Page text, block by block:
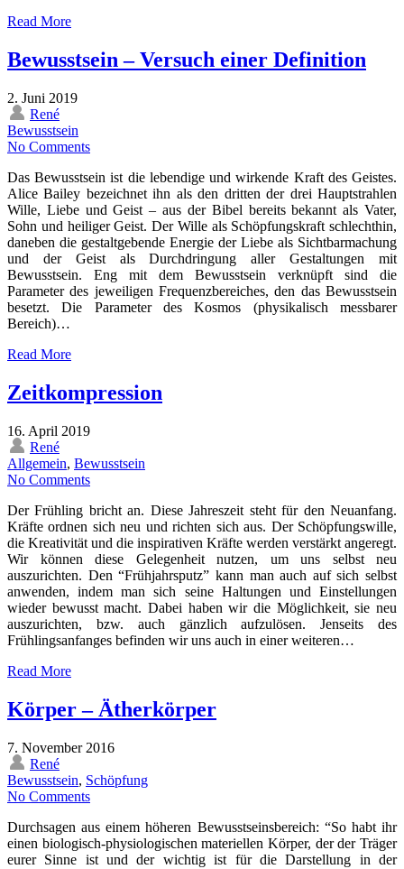
Read More
Bewusstsein – Versuch einer Definition
2. Juni 2019
René
Bewusstsein
No Comments
Das Bewusstsein ist die lebendige und wirkende Kraft des Geistes.
Alice Bailey bezeichnet ihn als den dritten der drei Hauptstrahlen
Wille, Liebe und Geist – aus der Bibel bereits bekannt als Vater,
Sohn und heiliger Geist. Der Wille als Schöpfungskraft schlechthin,
daneben die gestaltgebende Energie der Liebe als Sichtbarmachung
und der Geist als Durchdringung aller Gestaltungen mit
Bewusstsein. Eng mit dem Bewusstsein verknüpft sind die
Parameter des jeweiligen Frequenzbereiches, den das Bewusstsein
besetzt. Die Parameter des Kosmos (physikalisch messbarer
Bereich)…
Read More
Zeitkompression
16. April 2019
René
Allgemein, Bewusstsein
No Comments
Der Frühling bricht an. Diese Jahreszeit steht für den Neuanfang.
Kräfte ordnen sich neu und richten sich aus. Der Schöpfungswille,
die Kreativität und die inspirativen Kräfte werden verstärkt angeregt.
Wir können diese Gelegenheit nutzen, um uns selbst neu
auszurichten. Den “Frühjahrsputz” kann man auch auf sich selbst
anwenden, indem man sich seine Haltungen und Einstellungen
wieder bewusst macht. Dabei haben wir die Möglichkeit, sie neu
auszurichten, bzw. auch gänzlich aufzulösen. Jenseits des
Frühlingsanfanges befinden wir uns auch in einer weiteren…
Read More
Körper – Ätherkörper
7. November 2016
René
Bewusstsein, Schöpfung
No Comments
Durchsagen aus einem höheren Bewusstseinsbereich: “So habt ihr
einen biologisch-physiologischen materiellen Körper, der der Träger
eurer Sinne ist und der wichtig ist für die Darstellung in der